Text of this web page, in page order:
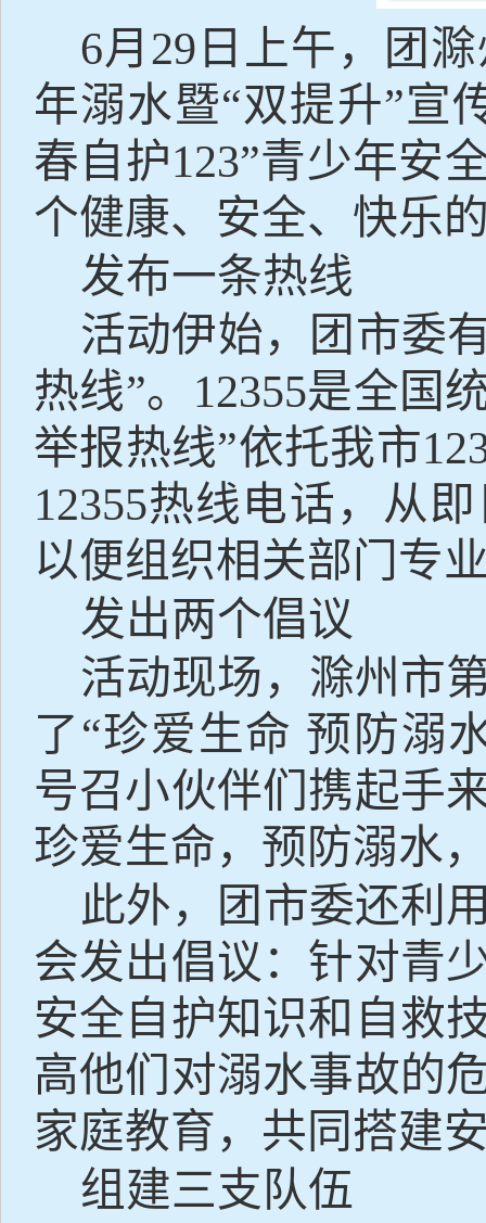
6月 29 日上午，团
年溺水暨“双提升”宣
春自护123”青少年安
个健康、安全、快乐
发布一条热线
活动伊始，团市委
热线”。 12355是全国
举报热线”依托我市
12355热线电话，从
以便组织相关部门专
发出两个倡议
活动现场，滁州市
了“珍爱生命 预防溺
号召小伙伴们携起手
珍爱生命，预防溺水
此外，团市委还利
会发出倡议：针对青
安全自护知识和自救
高他们对溺水事故的
家庭教育，共同搭建
组建三支队伍